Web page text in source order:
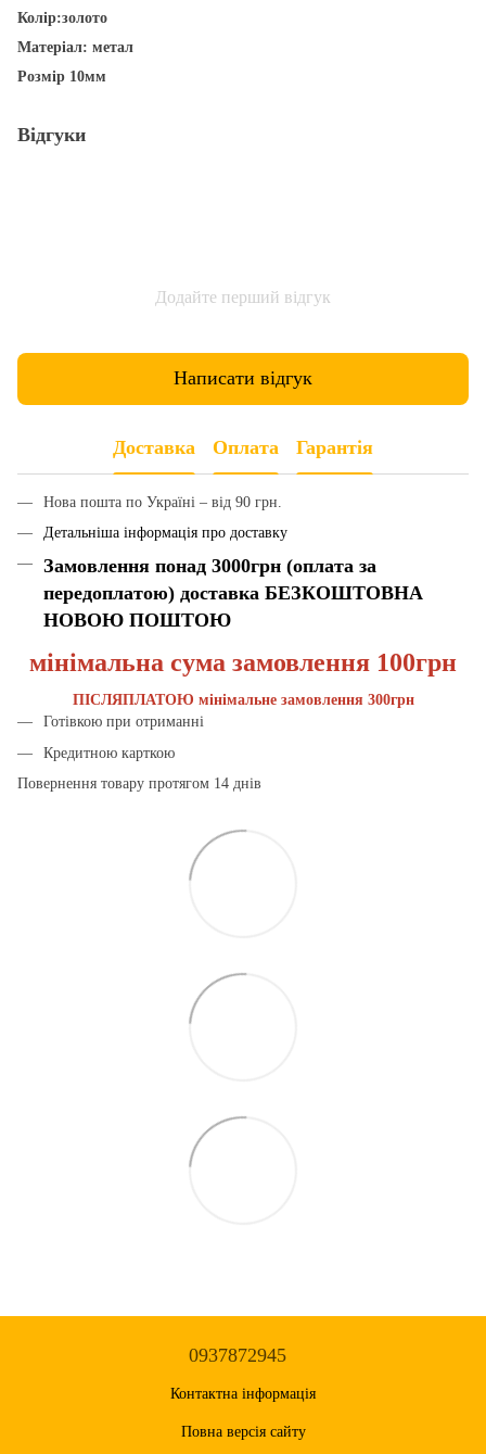
Колір:золото
Матеріал: метал
Розмір 10мм
Відгуки
Додайте перший відгук
Написати відгук
Доставка Оплата Гарантія
Нова пошта по Україні – від 90 грн.
Детальніша інформація про доставку
Замовлення понад 3000грн (оплата за
передоплатою) доставка БЕЗКОШТОВНА
НОВОЮ ПОШТОЮ
мінімальна сума замовлення 100грн
ПІСЛЯПЛАТОЮ мінімальне замовлення 300грн
Готівкою при отриманні
Кредитною карткою
Повернення товару протягом 14 днів
0937872945
Контактна інформація
Повна версія сайту